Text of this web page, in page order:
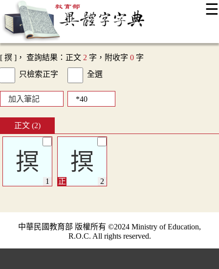
☰
最新消息
顯示模式
網站導覽
[ 㨠 ]， 查詢結果：正文 2 字，附收字 0 字
只檢索正字
全選
加入筆記
正文 (2)
㨠 㨠
中華民國教育部 版權所有 ©2024 Ministry of Education,
R.O.C. All rights reserved.